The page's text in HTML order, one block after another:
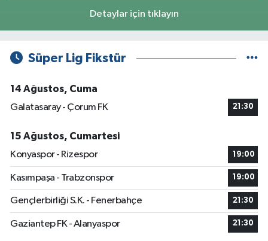
Detaylar için tıklayın
Süper Lig Fikstür
14 Ağustos, Cuma
Galatasaray - Çorum FK
21:30
15 Ağustos, Cumartesi
Konyaspor - Rizespor
19:00
Kasımpaşa - Trabzonspor 19:00
Gençlerbirliği S.K. - Fenerbahçe 21:30
Gaziantep FK - Alanyaspor 21:30